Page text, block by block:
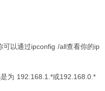
可以通过ipconfig /all查看你的ip
为 192.168.1.*或192.168.0.*